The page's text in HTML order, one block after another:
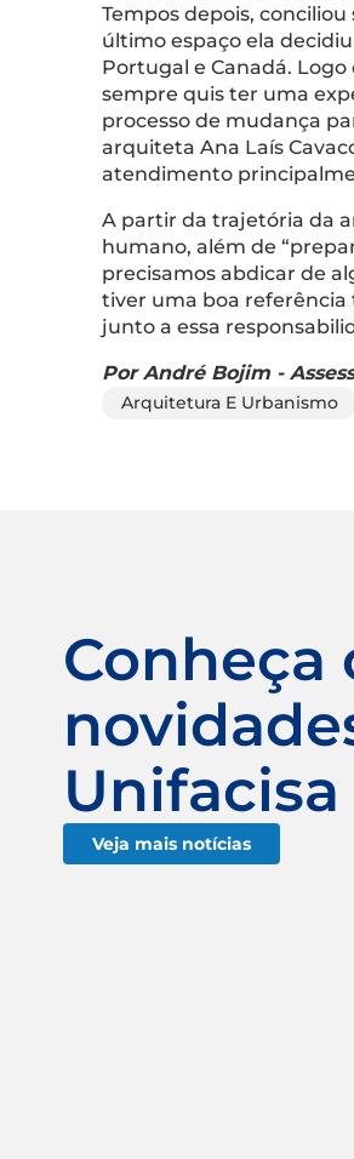
Tempos depois,
último espaço ela
Portugal e Canadá.
sempre quis ter uma
processo de mudança
arquiteta Ana Laís
atendimento
A partir da trajetória da
humano, além de
precisamos abdicar de
tiver uma boa referência
junto a essa
Por André Bojim -
Arquitetura E Urbanismo
Conheça
Unifacisa
Veja mais notícias